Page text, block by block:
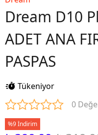
Dream D10
ADET ANA
PASPAS
Tükeniyor
0
%9 İndirim